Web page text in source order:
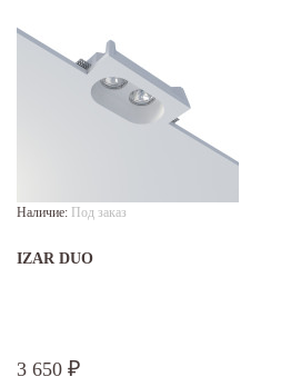
Наличие: Под заказ
IZAR DUO
3 650 ₽